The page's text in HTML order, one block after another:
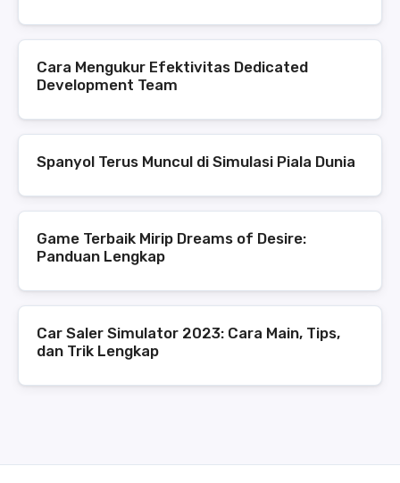
Cara Mengukur Efektivitas Dedicated
Development Team
Spanyol Terus Muncul di Simulasi Piala Dunia
Game Terbaik Mirip Dreams of Desire:
Panduan Lengkap
Car Saler Simulator 2023: Cara Main, Tips,
dan Trik Lengkap